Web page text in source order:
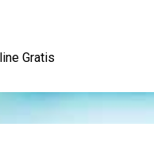
Gratis